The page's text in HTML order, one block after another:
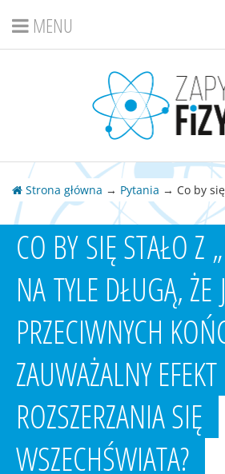
MENU
Strona główna → Pytania → Co by się
CO BY SIĘ STAŁO Z
NA TYLE DŁUGĄ, ŻE
PRZECIWNYCH
ZAUWAŻALNY EFEKT
ROZSZERZANIA SIĘ
WSZECHŚWIATA?